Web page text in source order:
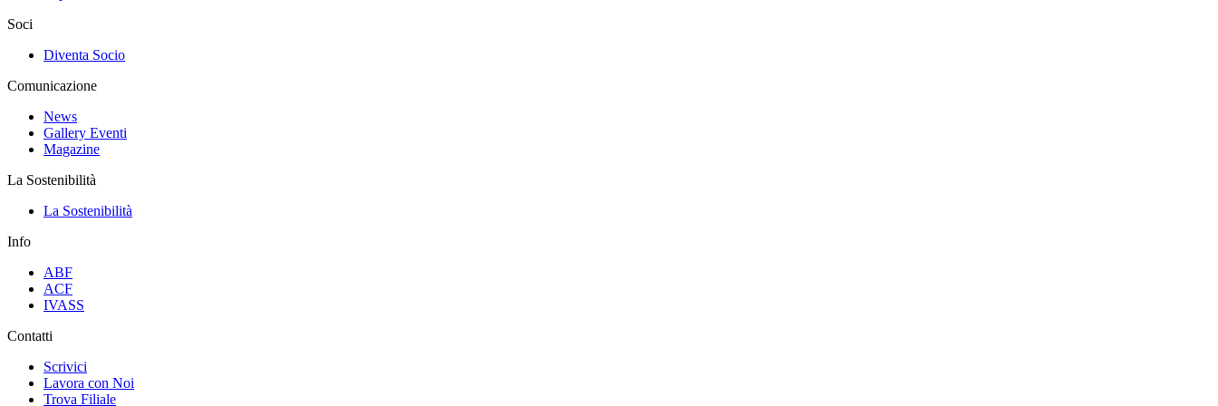
Soci
Diventa Socio
Comunicazione
News
Gallery Eventi
Magazine
La Sostenibilità
La Sostenibilità
Info
ABF
ACF
IVASS
Contatti
Scrivici
Lavora con Noi
Trova Filiale